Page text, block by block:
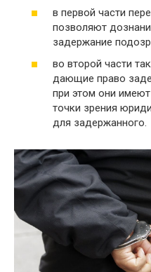
в первой части
позволяют
задержание
во второй части
дающие право
при этом они
точки зрения
для задержанного.